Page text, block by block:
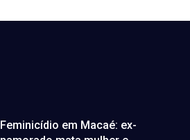
Feminicídio em Macaé: ex-